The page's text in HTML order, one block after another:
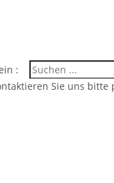
ein :
Sie uns bitte